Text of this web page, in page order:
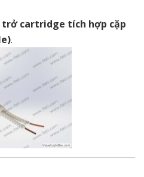
trở cartridge tích hợp cặp
.